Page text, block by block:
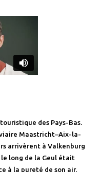
des Pays-Bas.
Maastricht–Aix-la-
arrivèrent à Valkenburg
long de la Geul était
à la pureté de son air.